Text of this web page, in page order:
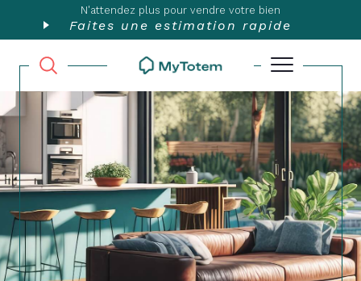
N'attendez plus pour vendre votre bien
Faites une estimation rapide